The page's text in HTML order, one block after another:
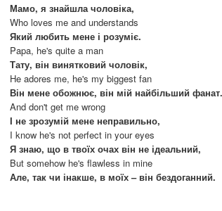
Мамо, я знайшла чоловіка,
Who loves me and understands
Який любить мене і розуміє.
Papa, he's quite a man
Тату, він винятковий чоловік,
He adores me, he's my biggest fan
Він мене обожнює, він мій найбільший фанат.
And don't get me wrong
І не зрозумій мене неправильно,
I know he's not perfect in your eyes
Я знаю, що в твоїх очах він не ідеальний,
But somehow he's flawless in mine
Але, так чи інакше, в моїх – він бездоганний.